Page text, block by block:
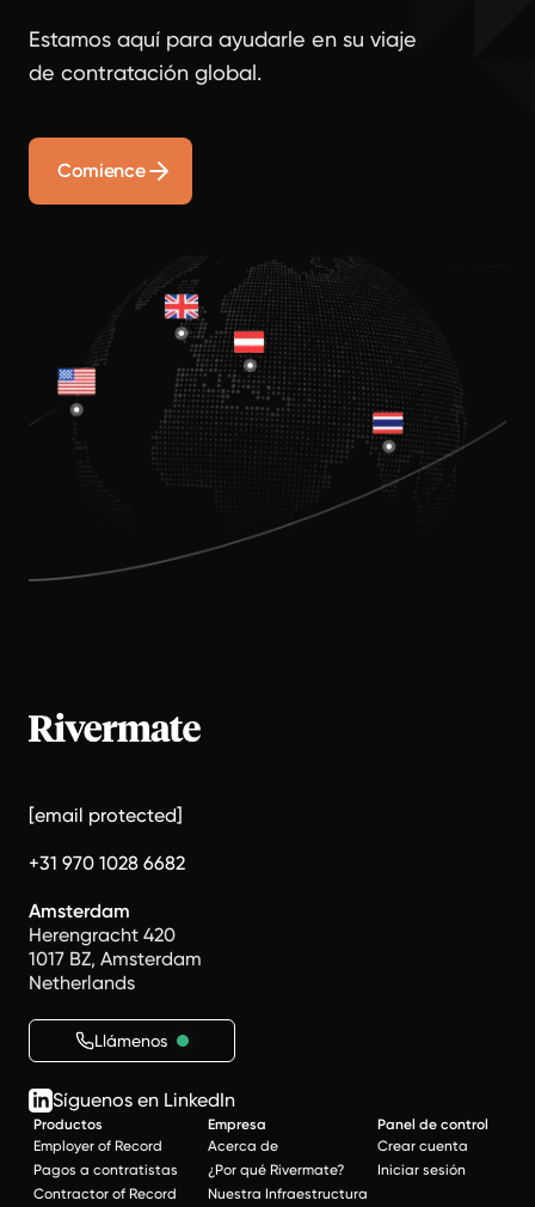
Estamos aquí para ayudarle en su viaje
de contratación global.
Comience
[email protected]
+31 970 1028 6682
Amsterdam
Herengracht 420
1017 BZ, Amsterdam
Netherlands
Llámenos
Síguenos en LinkedIn
Productos
Employer of Record
Pagos a contratistas
Contractor of Record
Empresa
Acerca de
¿Por qué Rivermate?
Nuestra Infraestructura
Panel de control
Crear cuenta
Iniciar sesión